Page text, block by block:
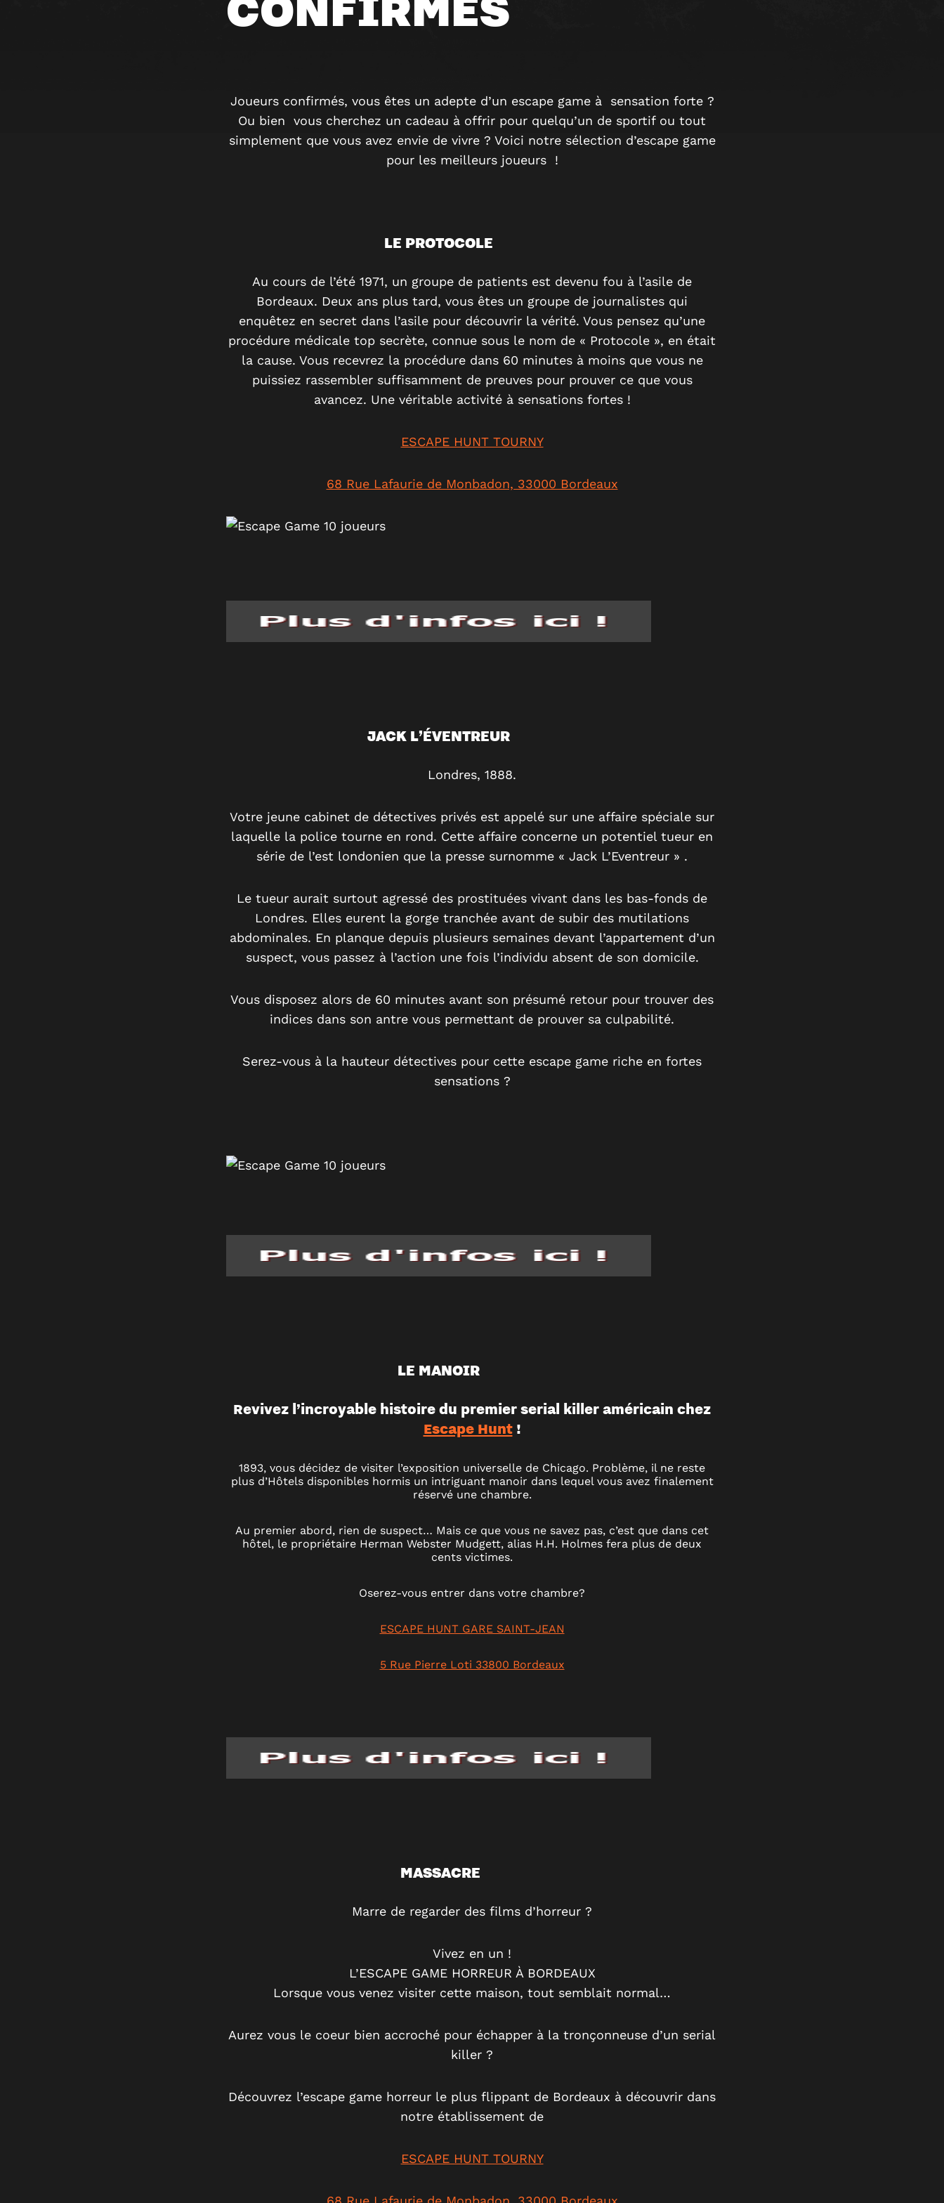
Joueurs confirmés, vous êtes un adepte d’un escape game à sensation forte ?
Ou bien vous cherchez un cadeau à offrir pour quelqu’un de sportif ou tout
simplement que vous avez envie de vivre ? Voici notre sélection d’escape game
pour les meilleurs joueurs !
LE PROTOCOLE
Au cours de l’été 1971, un groupe de patients est devenu fou à l’asile de
Bordeaux. Deux ans plus tard, vous êtes un groupe de journalistes qui
enquêtez en secret dans l’asile pour découvrir la vérité. Vous pensez qu’une
procédure médicale top secrète, connue sous le nom de « Protocole », en était
la cause. Vous recevrez la procédure dans 60 minutes à moins que vous ne
puissiez rassembler suffisamment de preuves pour prouver ce que vous
avancez. Une véritable activité à sensations fortes !
ESCAPE HUNT TOURNY
68 Rue Lafaurie de Monbadon, 33000 Bordeaux
JACK L’ÉVENTREUR
Londres, 1888.
Votre jeune cabinet de détectives privés est appelé sur une affaire spéciale sur
laquelle la police tourne en rond. Cette affaire concerne un potentiel tueur en
série de l’est londonien que la presse surnomme « Jack L’Eventreur » .
Le tueur aurait surtout agressé des prostituées vivant dans les bas-fonds de
Londres. Elles eurent la gorge tranchée avant de subir des mutilations
abdominales. En planque depuis plusieurs semaines devant l’appartement d’un
suspect, vous passez à l’action une fois l’individu absent de son domicile.
Vous disposez alors de 60 minutes avant son présumé retour pour trouver des
indices dans son antre vous permettant de prouver sa culpabilité.
Serez-vous à la hauteur détectives pour cette escape game riche en fortes
sensations ?
LE MANOIR
Revivez l’incroyable histoire du premier serial killer américain chez
Escape Hunt!
1893, vous décidez de visiter l’exposition universelle de Chicago. Problème, il ne reste
plus d’Hôtels disponibles hormis un intriguant manoir dans lequel vous avez finalement
réservé une chambre.
Au premier abord, rien de suspect… Mais ce que vous ne savez pas, c’est que dans cet
hôtel, le propriétaire Herman Webster Mudgett, alias H.H. Holmes fera plus de deux
cents victimes.
Oserez-vous entrer dans votre chambre?
ESCAPE HUNT GARE SAINT-JEAN
5 Rue Pierre Loti 33800 Bordeaux
MASSACRE
Marre de regarder des films d’horreur ?
Vivez en un !
L’ESCAPE GAME HORREUR À BORDEAUX
Lorsque vous venez visiter cette maison, tout semblait normal…
Aurez vous le coeur bien accroché pour échapper à la tronçonneuse d’un serial
killer ?
Découvrez l’escape game horreur le plus flippant de Bordeaux à découvrir dans
notre établissement de
ESCAPE HUNT TOURNY